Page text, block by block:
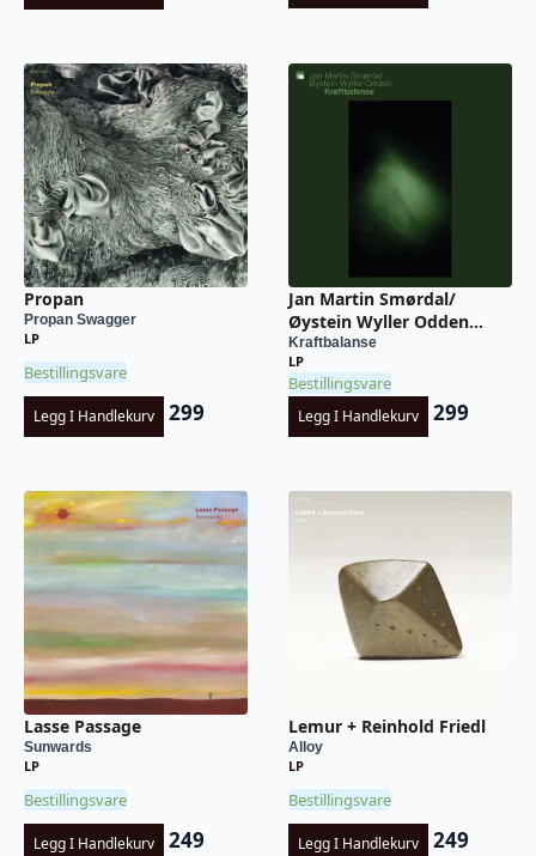
Propan
Propan Swagger
LP
Bestillingsvare
Legg I Handlekurv 299
Jan Martin Smørdal/
Øystein Wyller Odden...
Kraftbalanse
LP
Bestillingsvare
Legg I Handlekurv 299
Lasse Passage
Sunwards
LP
Bestillingsvare
Legg I Handlekurv 249
Lemur + Reinhold Friedl
Alloy
LP
Bestillingsvare
Legg I Handlekurv 249